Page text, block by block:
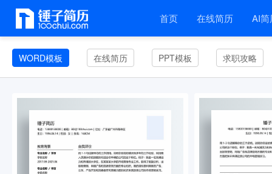
首页 在线简历 AI简
WORD模板 在线简历 PPT模板 求职攻略